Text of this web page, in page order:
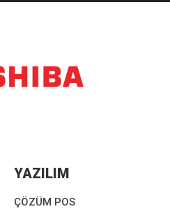
YAZILIM
ÇÖZÜM POS